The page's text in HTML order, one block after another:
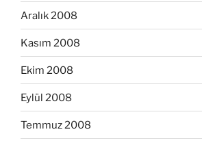
Aralık 2008
Kasım 2008
Ekim 2008
Eylül 2008
Temmuz 2008